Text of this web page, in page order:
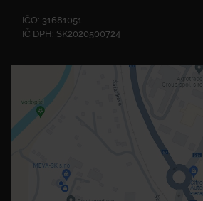
IČO: 31681051
IČ DPH: SK2020500724